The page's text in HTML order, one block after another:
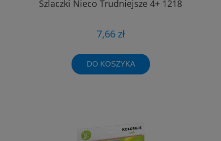
Szlaczki Nieco Trudniejsze 4+ 1218
7,66 zł
DO KOSZYKA